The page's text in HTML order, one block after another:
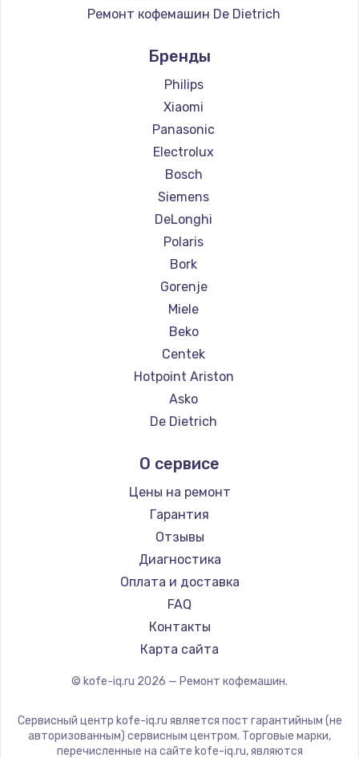
Ремонт кофемашин De Dietrich
Ремонт кофемашин Ascaso
Ремонт кофемашин Jura
Ремонт кофемашин Olympia
Ремонт кофемашин Saeco
Ремонт кофемашин La Cimbali
Ремонт кофемашин WMF
Ремонт кофемашин Yamaguchi
Ремонт кофемашин Nivona
Ремонт кофемашин Astoria
Ремонт кофемашин JVC
Ремонт кофемашин Ariston
Ремонт кофемашин Grundig
Ремонт кофемашин ROCKET MOZZAFIATO
Ремонт кофемашин Vivitek
Ремонт кофемашин Thomson
Ремонт кофемашин Hisense
Ремонт кофемашин DELTA
Ремонт кофемашин Kyvol
Ремонт кофемашин RED solution
Ремонт кофемашин Bravilor Bonamat
Ремонт кофемашин Vard
Ремонт кофемашин Tuvio
Ремонт кофемашин Carrera
Ремонт кофемашин Supra
Бренды
Philips
Xiaomi
Panasonic
Electrolux
Bosch
Siemens
DeLonghi
Polaris
Bork
Gorenje
Miele
Beko
Centek
Hotpoint Ariston
Asko
De Dietrich
Ascaso
Jura
Olympia
Saeco
La Cimbali
WMF
Yamaguchi
Nivona
Astoria
ROCKET MOZZAFIATO
О сервисе
Цены на ремонт
Гарантия
Отзывы
Диагностика
Оплата и доставка
FAQ
Контакты
Карта сайта
© kofe-iq.ru 2026 — Ремонт кофемашин.
Сервисный центр kofe-iq.ru является пост гарантийным (не
авторизованным) сервисным центром. Торговые марки,
перечисленные на сайте kofe-iq.ru, являются